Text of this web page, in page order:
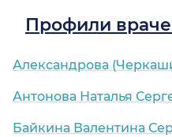
Профили
Александрова
Антонова Наталья
Байкина Валентина